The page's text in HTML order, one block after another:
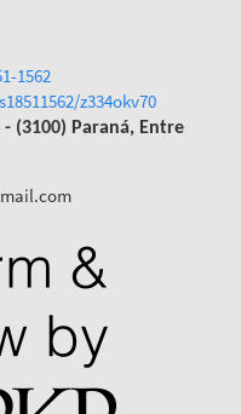
1562
z334okv70
(3100) Paraná, Entre